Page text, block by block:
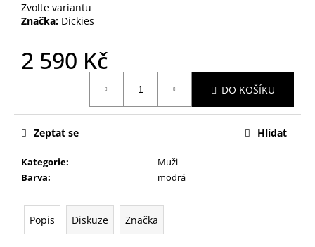
Zvolte variantu
Značka: Dickies
2 590 Kč
DO KOŠÍKU
Kategorie:
Muži
Barva: modrá
Zeptat se Hlídat
Popis Diskuze Značka